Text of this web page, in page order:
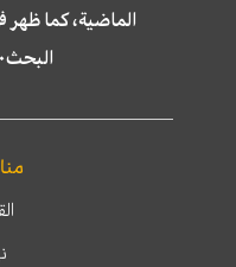
الماضية، كما
البحث٢٢,٢٩٠,٠٠٠ مرّة.